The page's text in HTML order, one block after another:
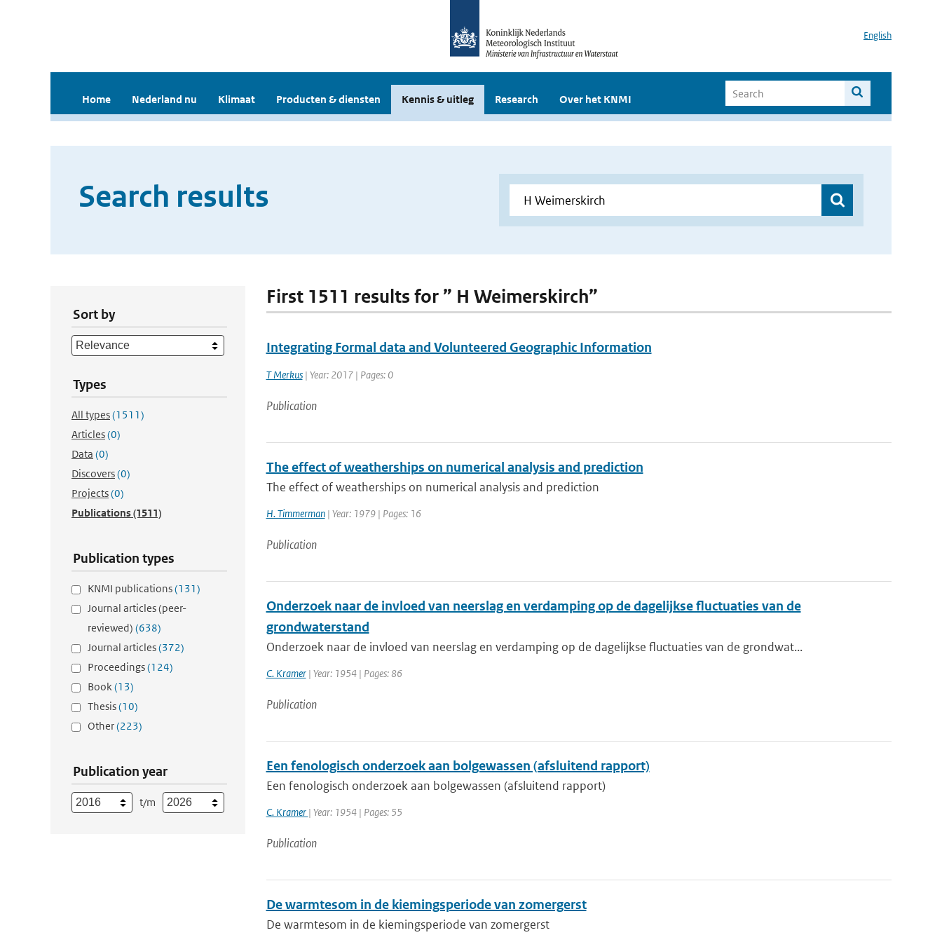
English
Home Nederland nu Klimaat Producten & diensten Kennis & uitleg Research Over het KNMI
Search results
Sort by
Types
All types(1511)
Articles(0)
Data (0)
Discovers(0)
Projects(0)
Publications(1511)
Publication types
KNMI publications(131)
Journal articles (peer-
reviewed) (638)
Journal articles(372)
Proceedings(124)
Book(13)
Thesis(10)
Other(223)
Publication year
t/m
First 1511 results for ” H Weimerskirch”
Integrating Formal data and Volunteered Geographic Information
T Merkus| Year: 2017 | Pages: 0
Publication
The effect of weatherships on numerical analysis and prediction
The effect of weatherships on numerical analysis and prediction
H. Timmerman| Year: 1979 | Pages: 16
Publication
Onderzoek naar de invloed van neerslag en verdamping op de dagelijkse fluctuaties van de
grondwaterstand
Onderzoek naar de invloed van neerslag en verdamping op de dagelijkse fluctuaties van de grondwat...
C. Kramer| Year: 1954 | Pages: 86
Publication
Een fenologisch onderzoek aan bolgewassen (afsluitend rapport)
Een fenologisch onderzoek aan bolgewassen (afsluitend rapport)
C. Kramer | Year: 1954 | Pages: 55
Publication
De warmtesom in de kiemingsperiode van zomergerst
De warmtesom in de kiemingsperiode van zomergerst